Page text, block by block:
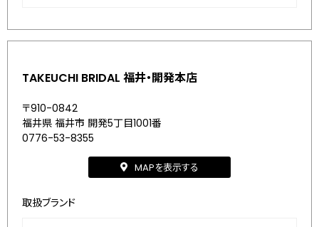
TAKEUCHI BRIDAL 福井・開発本店
〒910-0842
福井県 福井市 開発5丁目1001番
0776-53-8355
MAPを表示する
取扱ブランド